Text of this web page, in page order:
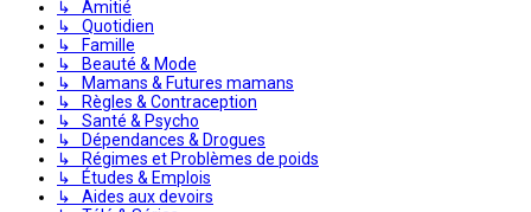
↳ Amitié
↳ Quotidien
↳ Famille
↳ Beauté & Mode
↳ Mamans & Futures mamans
↳ Règles & Contraception
↳ Santé & Psycho
↳ Dépendances & Drogues
↳ Régimes et Problèmes de poids
↳ Études & Emplois
↳ Aides aux devoirs